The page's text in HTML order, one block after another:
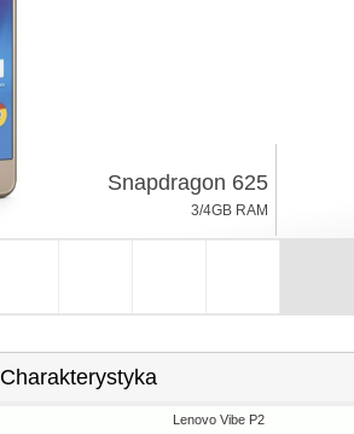
Snapdragon 625
3/4GB RAM
Charakterystyka
Lenovo Vibe P2